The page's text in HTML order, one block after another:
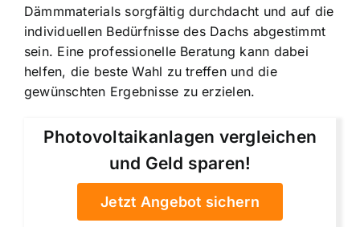
Dämmmaterials sorgfältig durchdacht und auf die
individuellen Bedürfnisse des Dachs abgestimmt
sein. Eine professionelle Beratung kann dabei
helfen, die beste Wahl zu treffen und die
gewünschten Ergebnisse zu erzielen.
Photovoltaikanlagen vergleichen
und Geld sparen!
Jetzt Angebot sichern